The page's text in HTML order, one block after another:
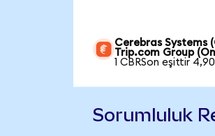
Cerebras Systems
Trip.com Group
1 CBRSon eşittir
Sorumluluk